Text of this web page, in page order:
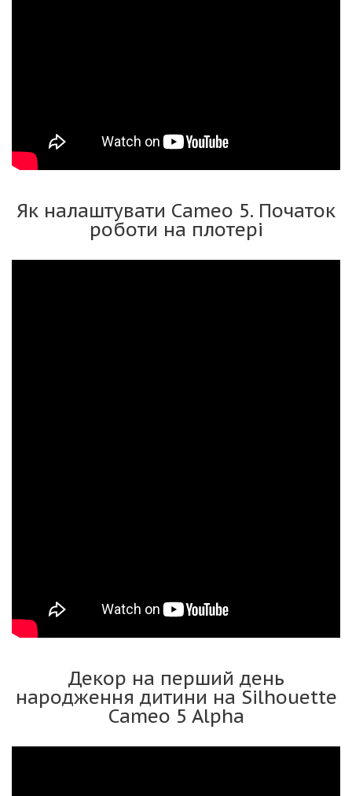
Як налаштувати Cameo 5. Початок
роботи на плотері
Декор на перший день
народження дитини на Silhouette
Cameo 5 Alpha